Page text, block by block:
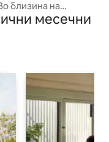
близина на
месечни